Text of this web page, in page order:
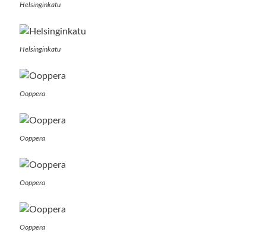
Helsinginkatu
Helsinginkatu
Ooppera
Ooppera
Ooppera
Ooppera